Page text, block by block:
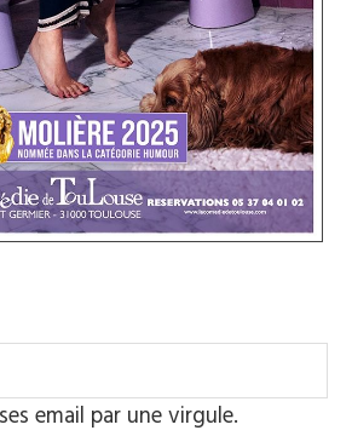
email par une virgule.